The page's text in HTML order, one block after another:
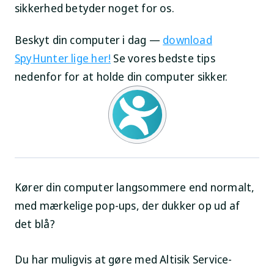
sikkerhed betyder noget for os.
Beskyt din computer i dag — download
SpyHunter lige her! Se vores bedste tips
nedenfor for at holde din computer sikker.
Kører din computer langsommere end normalt,
med mærkelige pop-ups, der dukker op ud af
det blå?
Du har muligvis at gøre med Altisik Service-